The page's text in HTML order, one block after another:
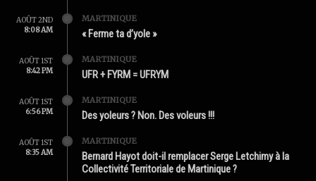
AOÛT 2ND
8:08 AM
MARTINIQUE
« Ferme ta d’yole »
AOÛT 1ST
8:42 PM
MARTINIQUE
UFR + FYRM = UFRYM
AOÛT 1ST
6:56 PM
MARTINIQUE
Des yoleurs ? Non. Des voleurs !!!
AOÛT 1ST
8:35 AM
MARTINIQUE
Bernard Hayot doit-il remplacer Serge Letchimy à la
Collectivité Territoriale de Martinique ?